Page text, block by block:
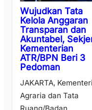
Wujudkan Tata
Kelola Anggaran
Transparan dan
Akuntabel,
Kementerian
ATR/BPN Beri 3
Pedoman
JAKARTA,
Agraria dan Tata